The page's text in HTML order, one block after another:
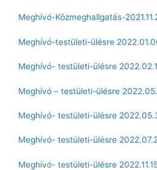
Meghívó-Közmeghallgatás-
Meghívó-testületi-ülésre
Meghívó- testületi-ülésre
Meghívó – testületi-ülésre
Meghívó- testületi-ülésre
Meghívó- testületi-ülésre
Meghívó- testületi-ülésre